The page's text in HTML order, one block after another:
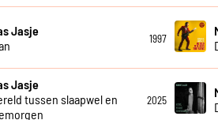
Jasje
1997
Jasje
tussen slaapwel en
2025